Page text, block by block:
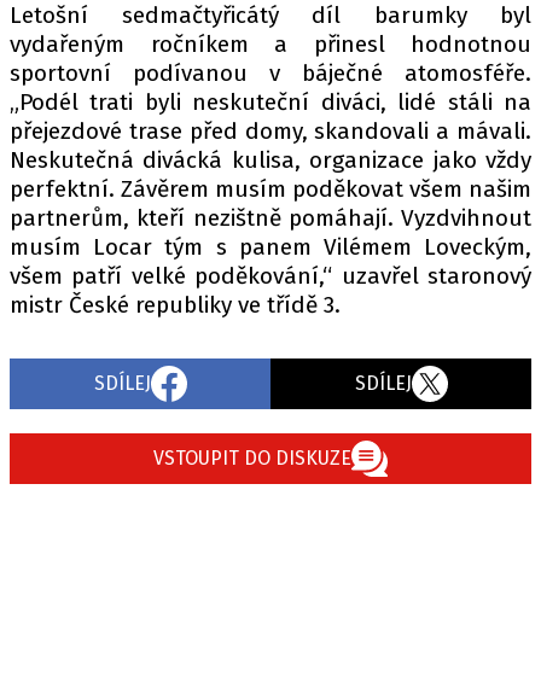
Letošní sedmačtyřicátý díl barumky byl
vydařeným ročníkem a přinesl hodnotnou
sportovní podívanou v báječné atomosféře.
„Podél trati byli neskuteční diváci, lidé stáli na
přejezdové trase před domy, skandovali a mávali.
Neskutečná divácká kulisa, organizace jako vždy
perfektní. Závěrem musím poděkovat všem našim
partnerům, kteří nezištně pomáhají. Vyzdvihnout
musím Locar tým s panem Vilémem Loveckým,
všem patří velké poděkování,“ uzavřel staronový
mistr České republiky ve třídě 3.
SDÍLEJ SDÍLEJ
VSTOUPIT DO DISKUZE